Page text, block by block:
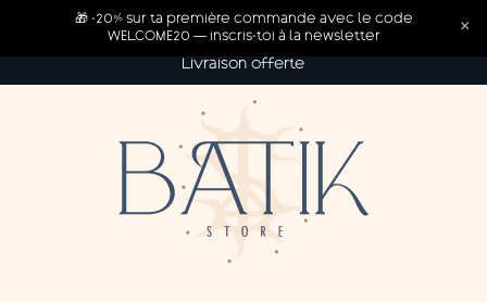
Livraison offerte
🎁 -20% sur ta première commande avec le code
WELCOME20 — inscris-toi à la newsletter
×